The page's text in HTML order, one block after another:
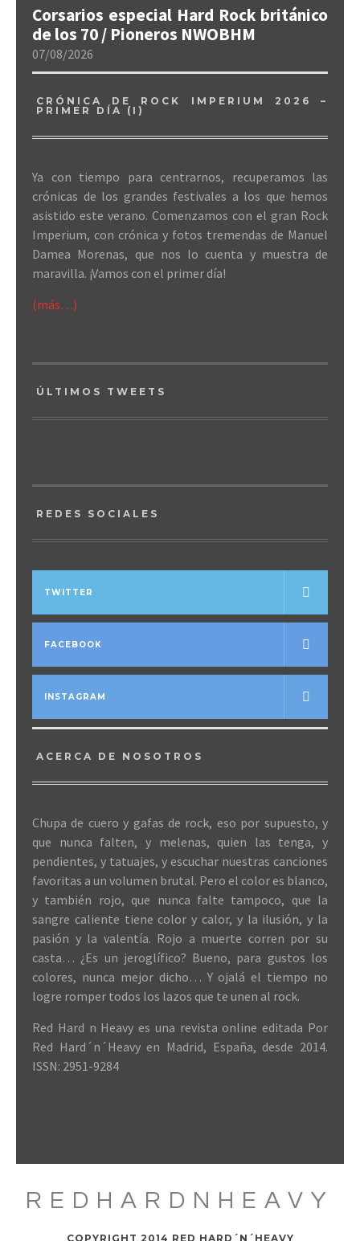
Corsarios especial Hard Rock británico
de los 70 / Pioneros NWOBHM
07/08/2026
CRÓNICA DE ROCK IMPERIUM 2026 –
PRIMER DÍA (I)
Ya con tiempo para centrarnos, recuperamos las
crónicas de los grandes festivales a los que hemos
asistido este verano. Comenzamos con el gran Rock
Imperium, con crónica y fotos tremendas de Manuel
Damea Morenas, que nos lo cuenta y muestra de
maravilla. ¡Vamos con el primer día!
(más…)
ÚLTIMOS TWEETS
REDES SOCIALES
TWITTER
FACEBOOK
INSTAGRAM
ACERCA DE NOSOTROS
Chupa de cuero y gafas de rock, eso por supuesto, y
que nunca falten, y melenas, quien las tenga, y
pendientes, y tatuajes, y escuchar nuestras canciones
favoritas a un volumen brutal. Pero el color es blanco,
y también rojo, que nunca falte tampoco, que la
sangre caliente tiene color y calor, y la ilusión, y la
pasión y la valentía. Rojo a muerte corren por su
casta… ¿Es un jeroglífico? Bueno, para gustos los
colores, nunca mejor dicho… Y ojalá el tiempo no
logre romper todos los lazos que te unen al rock.
Red Hard n Heavy es una revista online editada Por
Red Hard´n´Heavy en Madrid, España, desde 2014.
ISSN: 2951-9284
REDHARDNHEAVY
COPYRIGHT 2014 RED HARD´N´HEAVY